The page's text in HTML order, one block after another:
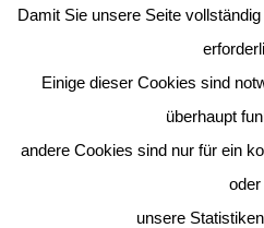
unbewusst an unser Gehirn
Zum Abschluss der
selbst mal Programmierer
„Roboter“ mit Befehlen durch
schicken. Gar nicht so einfach
nur Befehle wie vor und links
Damit Sie unsere Seite
Einige dieser Cookies sind
überhaupt
andere Cookies sind nur für ein
oder
unsere